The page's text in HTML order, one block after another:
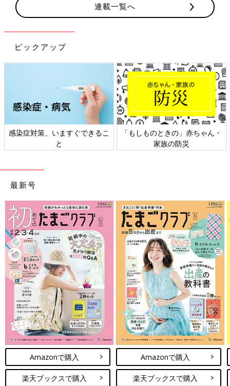
連載一覧へ
ピックアップ
日本外来小児科学会リーフレッ
ト検討会
六星占術 細木かおりさんの人生
相談
最新号
Amazonで購入
楽天ブックスで購入
Amazonで購入
楽天ブックスで購入